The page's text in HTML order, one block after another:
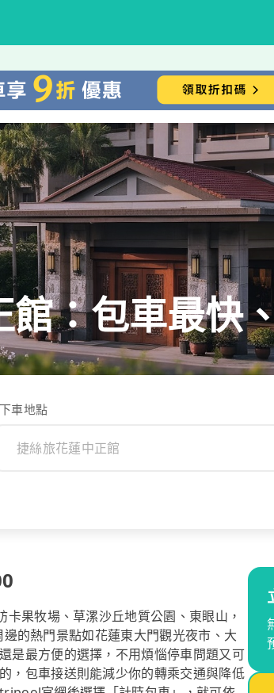
：包車最快
下車地點
果牧場、草漯沙丘地質公園、東眼山，
的熱門景點如花蓮東大門觀光夜市、大
是最方便的選擇，不用煩惱停車問題又可
，包車接送則能減少你的轉乘交通與降低